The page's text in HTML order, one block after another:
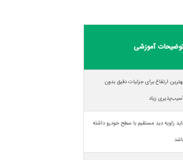
آموزشی
ارتفاع برای جزئیات دقیق بدون
زیاد
زاویه دید مستقیم با سطح خودرو داشته